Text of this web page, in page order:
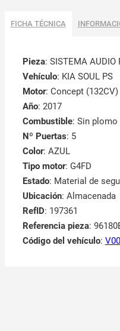
FICHA TÉCNICA
Pieza: SISTEMA AUDIO
Vehículo: KIA SOUL PS
Motor: Concept (132CV)
Año: 2017
Combustible: Sin plomo
Nº Puertas: 5
Color: AZUL
Tipo motor: G4FD
Estado: Material de
Ubicación: Almacenada
RefID: 197361
Referencia pieza:
Código del vehículo: